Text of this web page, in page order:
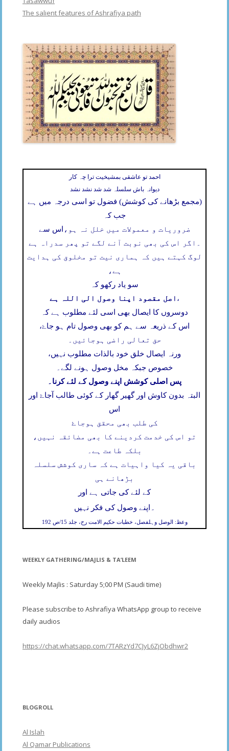
The salient features of Ashrafiya path
احمد تو عاشقی بمشیخیت ترا چہ کار
دیوانہ باش سلسلہ شد شد نشد نشد
(مجمع بڑھانے کی کوشش) فضول تو اسی درجہ میں ہے
جب کہ
اس سے ضروریات و معمولات میں خلل نہ ہو،
اگر اس کی بھی نوبت آنے لگے تو پھر سدراہ ہے
لوگ کہتے ہیں کہ ہماری نیت تو مخلوق کی ہدایت
ہے،
سو یاد رکھو کہ
اصل مقصود اپنا وصول الی اللہ ہے ،
دوسروں کا ایصال بھی اسی لئے مطلوب ہے کہ
اس کے ذریعہ سے ہم کو بھی وصول تام ہو جاۓ،
حق تعالی راضی ہوجائیں۔
ورنہ ایصال خلق خود بالذات مطلوب نہیں،
خصوص جبکہ مخل وصول ہونے لگے۔
پس اصلی کوشش اپنے وصول کے لئے کرنا۔
البتہ بدون کاوش اور گھیر گھار کے کوئی طالب آجاۓ اور
اس
کی طلب بھی محقق ہوجاۓ
تو اس کی خدمت کردینے کا بھی مضائقہ نہیں،
بلکہ طاعت ہے۔
باقی یہ کیا واہیات ہے کہ ساری کوشش سلسلہ
بڑھانے ہی
کے لئے کی جاتی ہے اور
اپنے وصول کی فکر نہیں ۔
وعظ: الوصل وہلفصل، خطبات حکیم الامت رح، جلد 15/ص 192
WEEKLY GATHERING/MAJLIS & TA’LEEM
Weekly Majlis : Saturday 5;00 PM (Saudi time)
Please subscribe to Ashrafiya WhatsApp group to receive
daily audios
https://chat.whatsapp.com/7TARzYd7CJyL6ZjObdhwr2
BLOGROLL
Al Islah
Al Qamar Publications